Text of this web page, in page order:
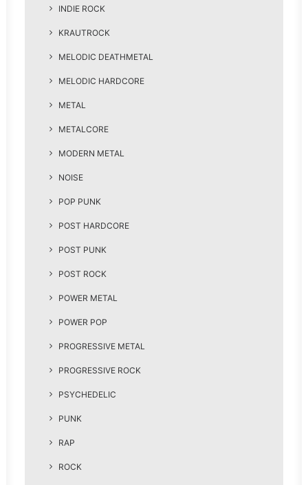
INDIE ROCK
KRAUTROCK
MELODIC DEATHMETAL
MELODIC HARDCORE
METAL
METALCORE
MODERN METAL
NOISE
POP PUNK
POST HARDCORE
POST PUNK
POST ROCK
POWER METAL
POWER POP
PROGRESSIVE METAL
PROGRESSIVE ROCK
PSYCHEDELIC
PUNK
RAP
ROCK